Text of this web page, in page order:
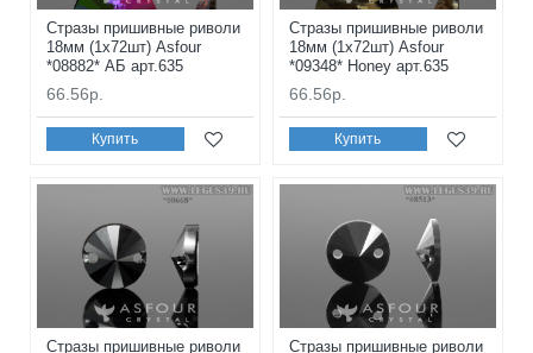
Стразы пришивные риволи
18мм (1x72шт) Asfour
*08882* АБ арт.635
66.56р.
Купить
Стразы пришивные риволи
18мм (1x72шт) Asfour
*09348* Honey арт.635
66.56р.
Купить
Стразы пришивные риволи
Стразы пришивные риволи